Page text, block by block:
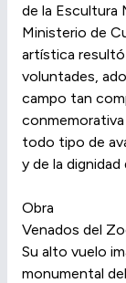
de la Escultura
Ministerio de
artística
voluntades,
campo tan
todo tipo de
y de la
Obra
Venados del
Su alto vuelo
monumental